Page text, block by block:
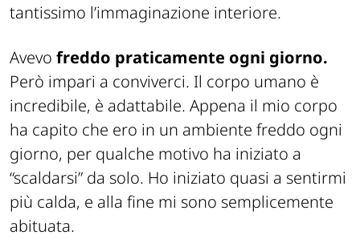
tantissimo l’immaginazione interiore.
Avevo freddo praticamente ogni giorno.
Però impari a conviverci. Il corpo umano è
incredibile, è adattabile. Appena il mio corpo
ha capito che ero in un ambiente freddo ogni
giorno, per qualche motivo ha iniziato a
“scaldarsi” da solo. Ho iniziato quasi a sentirmi
più calda, e alla fine mi sono semplicemente
abituata.